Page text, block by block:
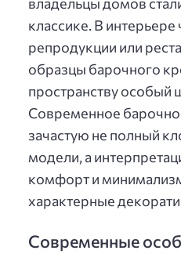
владельцы домов
классике. В интерьере
репродукции или
образцы барочного
пространству особый
Современное
зачастую не полный
модели, а
комфорт и
характерные
Современные